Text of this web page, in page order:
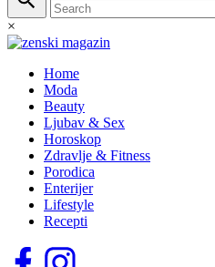
×
Home
Moda
Beauty
Ljubav & Sex
Horoskop
Zdravlje & Fitness
Porodica
Enterijer
Lifestyle
Recepti